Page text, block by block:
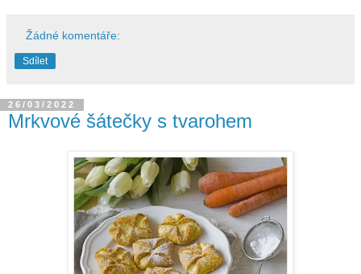
Žádné komentáře:
Sdílet
26/03/2022
Mrkvové šátečky s tvarohem